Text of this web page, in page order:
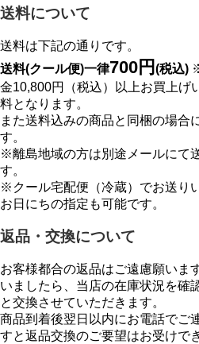
送料について
送料は下記の通りです。
送料(クール便)一律700円 (税込)
金10,800円（税込）以上お買上げ
料となります。
また送料込みの商品と同梱の場合
す。
※離島地域の方は別途メールにて
す。
※クール宅配便（冷蔵）でお送り
お日にちの指定も可能です。
返品・交換について
お客様都合の返品はご遠慮願いま
いましたら、当店の在庫状況を確
と交換させていただきます。
商品到着後翌日以内にお電話でご
すと返品交換のご要望はお受けで